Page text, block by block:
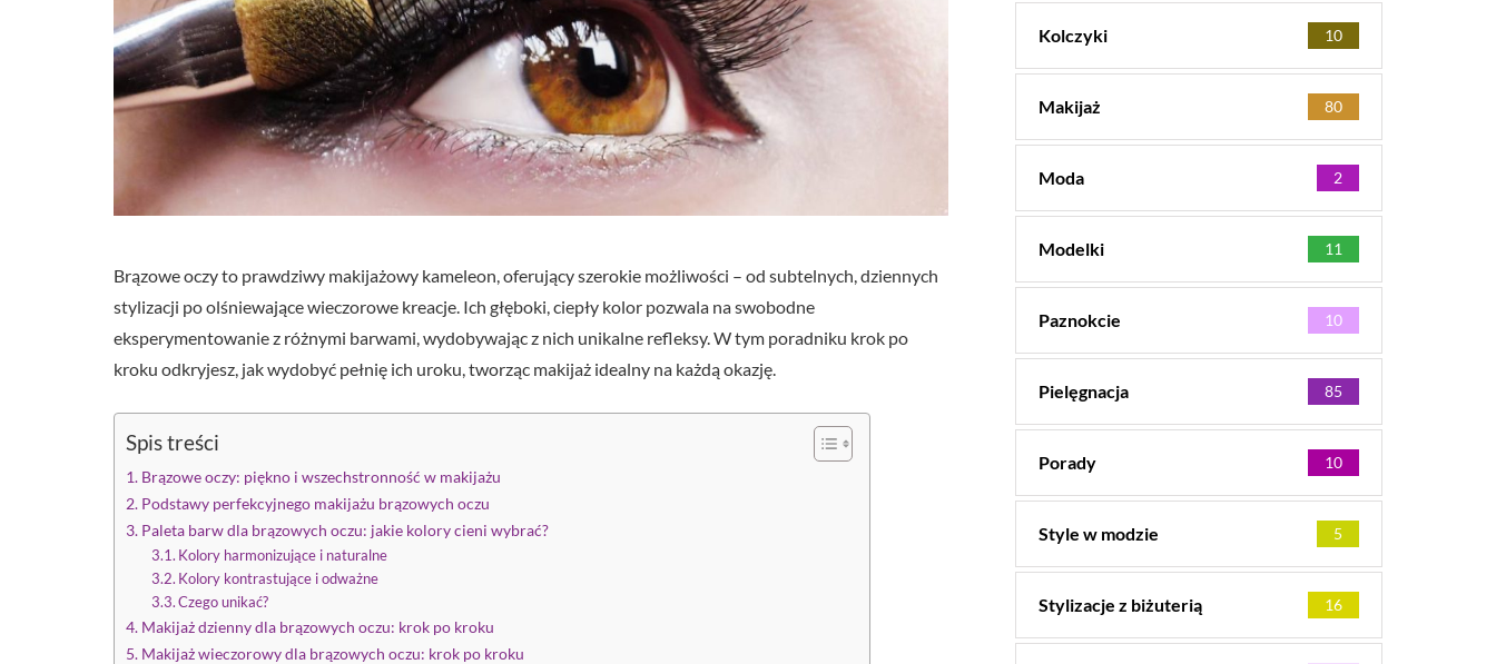
Brązowe oczy to prawdziwy makijażowy kameleon, oferujący szerokie możliwości – od subtelnych, dziennych
stylizacji po olśniewające wieczorowe kreacje. Ich głęboki, ciepły kolor pozwala na swobodne
eksperymentowanie z różnymi barwami, wydobywając z nich unikalne refleksy. W tym poradniku krok po
kroku odkryjesz, jak wydobyć pełnię ich uroku, tworząc makijaż idealny na każdą okazję.
Spis treści
Brązowe oczy: piękno i wszechstronność w makijażu
Podstawy perfekcyjnego makijażu brązowych oczu
Paleta barw dla brązowych oczu: jakie kolory cieni wybrać?
Kolory harmonizujące i naturalne
Kolory kontrastujące i odważne
Czego unikać?
Makijaż dzienny dla brązowych oczu: krok po kroku
Makijaż wieczorowy dla brązowych oczu: krok po kroku
Kolczyki 10
Makijaż 80
Moda 2
Modelki 11
Paznokcie 10
Pielęgnacja 85
Porady 10
Style w modzie 5
Stylizacje z biżuterią 16